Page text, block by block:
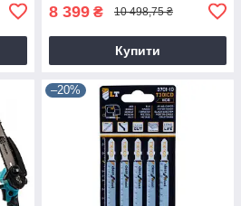
8 399 ₴ 10 498,75 ₴
Купити
–20%